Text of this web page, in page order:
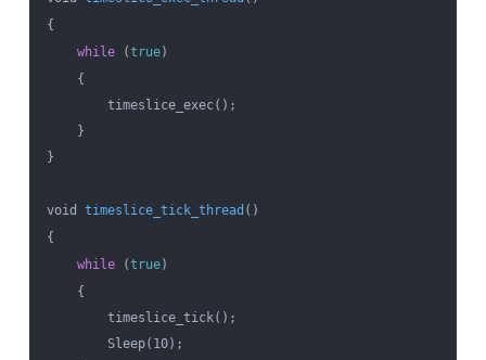
{
while (true)
{
timeslice_exec();
}
}
void timeslice_tick_thread ()
{
while (true)
{
timeslice_tick();
Sleep(10);